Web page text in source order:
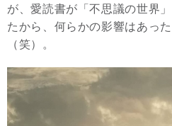
が、愛読書が「不思議の世界
たから、何らかの影響はあっ
（笑）。